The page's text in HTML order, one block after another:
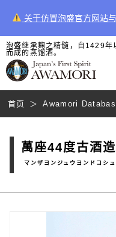
关于仿冒泡盛官方网站
泡盛继承麹之精髓，自1429年
而成的蒸馏酒。
首页 Awamori
萬座44度古酒
マンザヨンジュウヨンドコシ